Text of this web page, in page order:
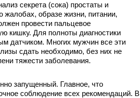
секрета (сока) простаты и
образе жизни, питании,
провести пальцевое
кишку. Для полноты диагностики
датчиком. Многих мужчин все эти
сдать необходимо, без них не
тяжести заболевания.
запущенный. Главное, что
соблюдение всех рекомендаций. В